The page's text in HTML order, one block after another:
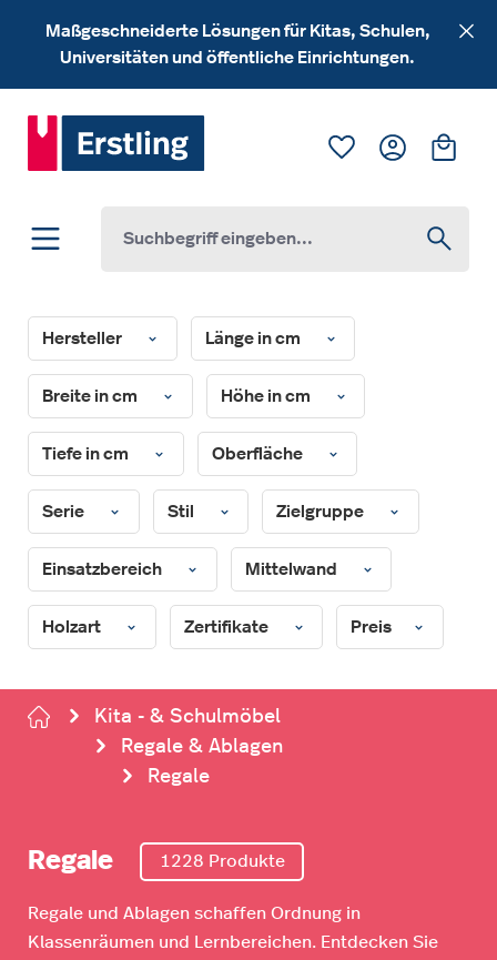
Zum Hauptinhalt springen
Maßgeschneiderte Lösungen für Kitas, Schulen,
Universitäten und öffentliche Einrichtungen.
Du hast 0
Hersteller Länge in cm
Breite in cm Höhe in cm
Tiefe in cm Oberfläche
Serie Stil Zielgruppe
Einsatzbereich Mittelwand
Holzart Zertifikate Preis
Kita - & Schulmöbel
Regale & Ablagen
Regale
Regale 1228 Produkte
Regale und Ablagen schaffen Ordnung in
Klassenräumen und Lernbereichen. Entdecken Sie